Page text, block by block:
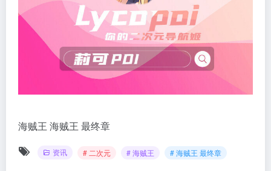
海贼王 海贼王 最终章
资讯 # 二次元 # 海贼王 # 海贼王 最终章